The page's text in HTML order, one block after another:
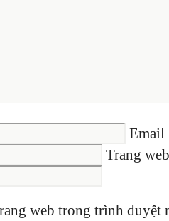
Email
Trang web
web trong trình duyệt